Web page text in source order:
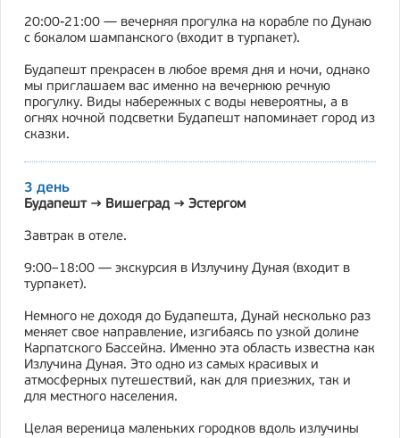
20:00-21:00 — вечерняя прогулка на корабле по Дунаю
с бокалом шампанского (входит в турпакет).
Будапешт прекрасен в любое время дня и ночи, однако
мы приглашаем вас именно на вечернюю речную
прогулку. Виды набережных с воды невероятны, а в
огнях ночной подсветки Будапешт напоминает город из
сказки.
3 день
Будапешт → Вишеград → Эстергом
Завтрак в отеле.
9:00–18:00 — экскурсия в Излучину Дуная (входит в
турпакет).
Немного не доходя до Будапешта, Дунай несколько раз
меняет свое направление, изгибаясь по узкой долине
Карпатского Бассейна. Именно эта область известна как
Излучина Дуная. Это одно из самых красивых и
атмосферных путешествий, как для приезжих, так и
для местного населения.
Целая вереница маленьких городков вдоль излучины